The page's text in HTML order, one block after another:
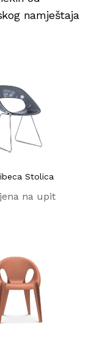
namještaja
Stolica
na upit